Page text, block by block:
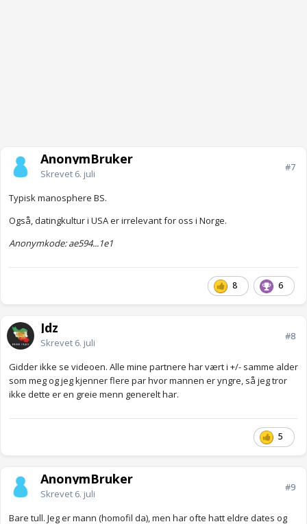
AnonymBruker
Skrevet 6. juli
#7
Typisk manosphere BS.
Også, datingkultur i USA er irrelevant for oss i Norge.
Anonymkode: ae594...1e1
8 6
Jdz
Skrevet 6. juli
#8
Gidder ikke se videoen. Alle mine partnere har vært i +/- samme alder
som meg og jeg kjenner flere par hvor mannen er yngre, så jeg tror
ikke dette er en greie menn generelt har.
5
AnonymBruker
Skrevet 6. juli
#9
Bare tull. Jeg er mann (homofil da), men har ofte hatt eldre dates og